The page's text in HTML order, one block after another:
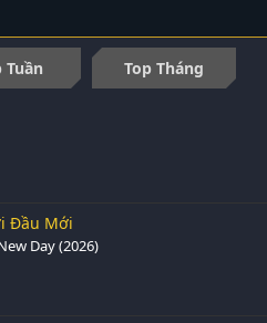
Tuần
Top Tháng
Đầu Mới
Day (2026)